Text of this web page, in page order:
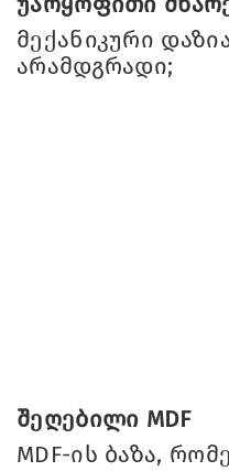
მექანიკური
არამდგრადი;
შეღებილი MDF
MDF-ის ბაზა,